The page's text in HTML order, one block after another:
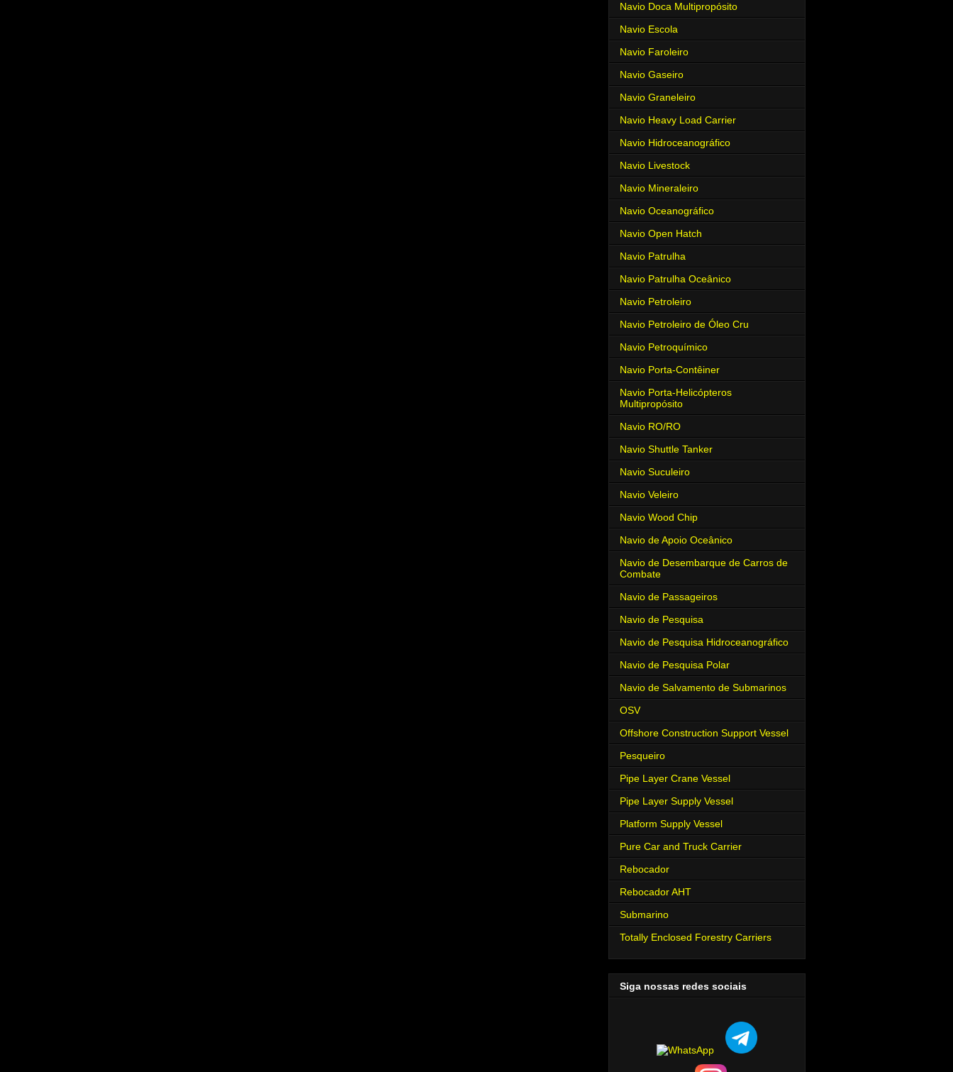
Navio Doca Multipropósito
Navio Escola
Navio Faroleiro
Navio Gaseiro
Navio Graneleiro
Navio Heavy Load Carrier
Navio Hidroceanográfico
Navio Livestock
Navio Mineraleiro
Navio Oceanográfico
Navio Open Hatch
Navio Patrulha
Navio Patrulha Oceânico
Navio Petroleiro
Navio Petroleiro de Óleo Cru
Navio Petroquímico
Navio Porta-Contêiner
Navio Porta-Helicópteros
Multipropósito
Navio RO/RO
Navio Shuttle Tanker
Navio Suculeiro
Navio Veleiro
Navio Wood Chip
Navio de Apoio Oceânico
Navio de Desembarque de Carros de
Combate
Navio de Passageiros
Navio de Pesquisa
Navio de Pesquisa Hidroceanográfico
Navio de Pesquisa Polar
Navio de Salvamento de Submarinos
OSV
Offshore Construction Support Vessel
Pesqueiro
Pipe Layer Crane Vessel
Pipe Layer Supply Vessel
Platform Supply Vessel
Pure Car and Truck Carrier
Rebocador
Rebocador AHT
Submarino
Totally Enclosed Forestry Carriers
Siga nossas redes sociais